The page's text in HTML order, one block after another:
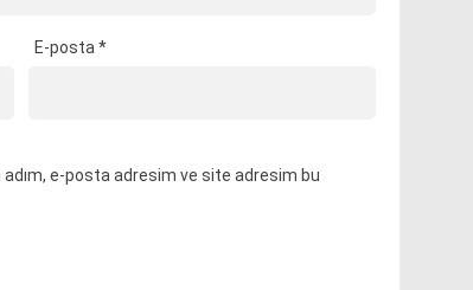
E-posta *
adım, e-posta adresim ve site adresim bu